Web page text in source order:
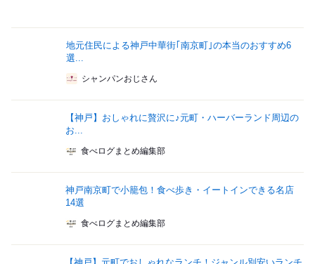
地元住民による神戸中華街｢南京町｣の本当のおすすめ6
選...
シャンパンおじさん
【神戸】おしゃれに贅沢に♪元町・ハーバーランド周辺の
お...
食べログまとめ編集部
神戸南京町で小籠包！食べ歩き・イートインできる名店
14選
食べログまとめ編集部